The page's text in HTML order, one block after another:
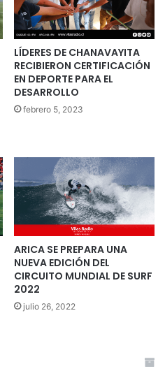
LÍDERES DE CHANAVAYITA
RECIBIERON CERTIFICACIÓN
EN DEPORTE PARA EL
DESARROLLO
febrero 5, 2023
ARICA SE PREPARA UNA
NUEVA EDICIÓN DEL
CIRCUITO MUNDIAL DE SURF
2022
julio 26, 2022